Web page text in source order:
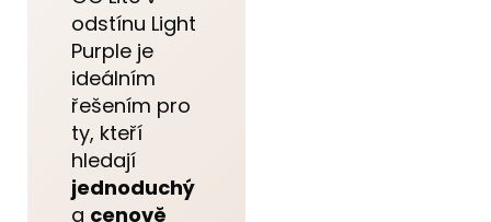
odstínu Light
Purple je
ideálním
řešením pro
ty, kteří
hledají
jednoduchý
a cenově